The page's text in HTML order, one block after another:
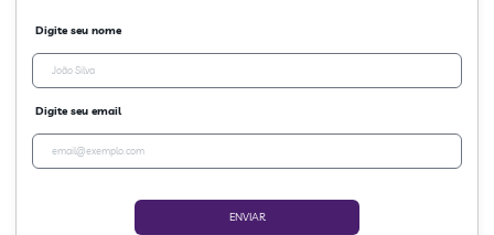
Digite seu nome
Digite seu email
ENVIAR